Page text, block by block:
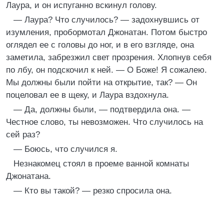
Лаура, и он испуганно вскинул голову.
— Лаура? Что случилось? — задохнувшись от
изумления, пробормотал Джонатан. Потом быстро
оглядел ее с головы до ног, и в его взгляде, она
заметила, забрезжил свет прозрения. Хлопнув себя
по лбу, он подскочил к ней. — О Боже! Я сожалею.
Мы должны были пойти на открытие, так? — Он
поцеловал ее в щеку, и Лаура вздохнула.
— Да, должны были, — подтвердила она. —
Честное слово, ты невозможен. Что случилось на
сей раз?
— Боюсь, что случился я.
Незнакомец стоял в проеме ванной комнаты
Джонатана.
— Кто вы такой? — резко спросила она.